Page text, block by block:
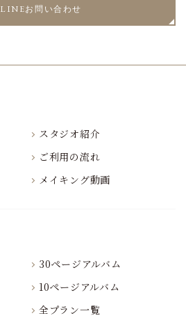
LINEお問い合わせ
スタジオ紹介
ご利用の流れ
メイキング動画
30ページアルバム
10ページアルバム
全プラン一覧